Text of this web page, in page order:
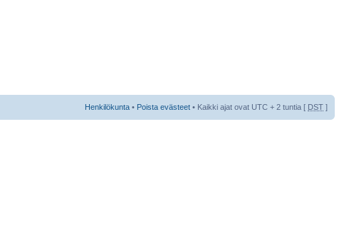
Henkilökunta • Poista evästeet • Kaikki ajat ovat UTC + 2 tuntia [ DST ]